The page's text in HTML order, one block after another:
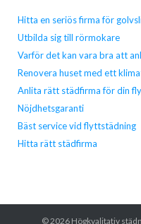
Hitta en seriös firma för
Utbilda sig till rörmokare
Varför det kan vara bra att
Renovera huset med ett
Anlita rätt städfirma för din
Nöjdhetsgaranti
Bäst service vid flyttstädning
Hitta rätt städfirma
© 2026 Högkvalitativ